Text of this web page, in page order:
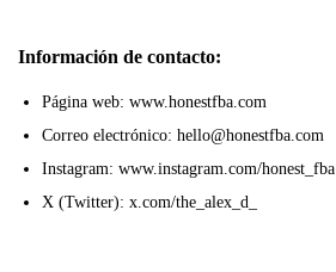
Información de contacto:
Página web: www.honestfba.com
Correo electrónico: hello@honestfba.com
Instagram: www.instagram.com/honest_fba
X (Twitter): x.com/the_alex_d_